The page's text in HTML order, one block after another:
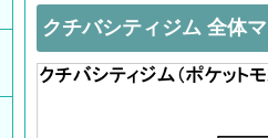
クチバシティジム 全体